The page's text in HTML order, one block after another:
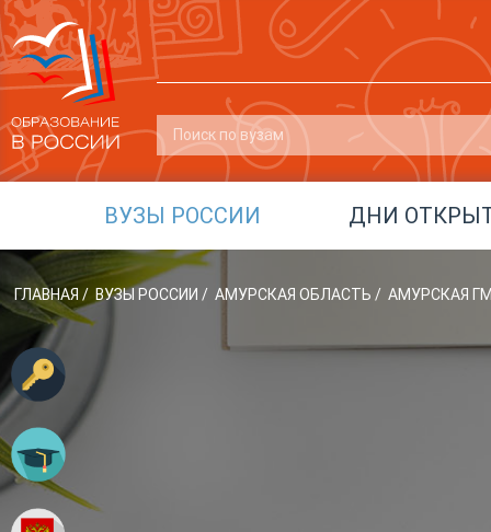
ВУЗЫ РОССИИ ДНИ
ГЛАВНАЯ / ВУЗЫ РОССИИ / АМУРСКАЯ ОБЛАСТЬ / АМУРСКАЯ